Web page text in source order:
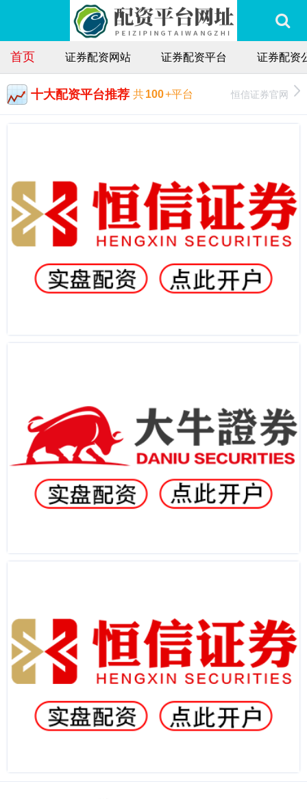
首页 证券配资网站 证券配资平台 证券配资
十大配资平台推荐 共100+平台 恒信证券官网